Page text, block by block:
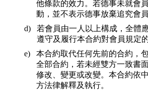
他條款的效力。若德事未就會
動，並不表示德事放棄追究會
若會員由一人以上構成，全體
遵守及履行本合約對會員規定的
本合約取代任何先前的合約，
全部合約，若未經雙方一致書
修改、變更或改變。本合約依
方法律解釋及執行。